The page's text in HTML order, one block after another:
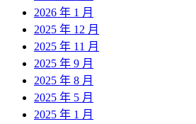
2026 年 1 月
2025 年 12 月
2025 年 11 月
2025 年 9 月
2025 年 8 月
2025 年 5 月
2025 年 1 月